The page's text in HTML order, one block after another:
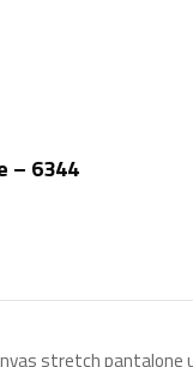
– 6344
stretch pantalone